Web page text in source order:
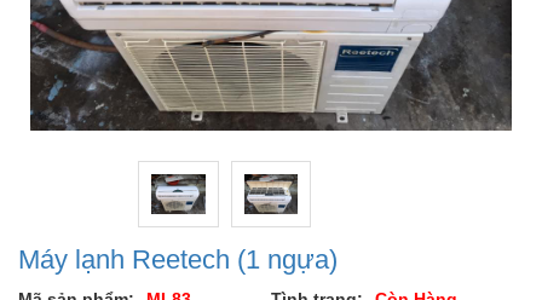
Máy lạnh Reetech (1 ngựa)